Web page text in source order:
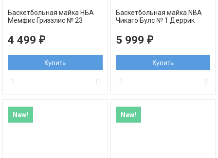
Баскетбольная майка НБА
Мемфис Гриззлис № 23
swingman
4 499 ₽
Купить
Баскетбольная майка NBA
Чикаго Булс № 1 Деррик
5 999 ₽
Купить
New! New!